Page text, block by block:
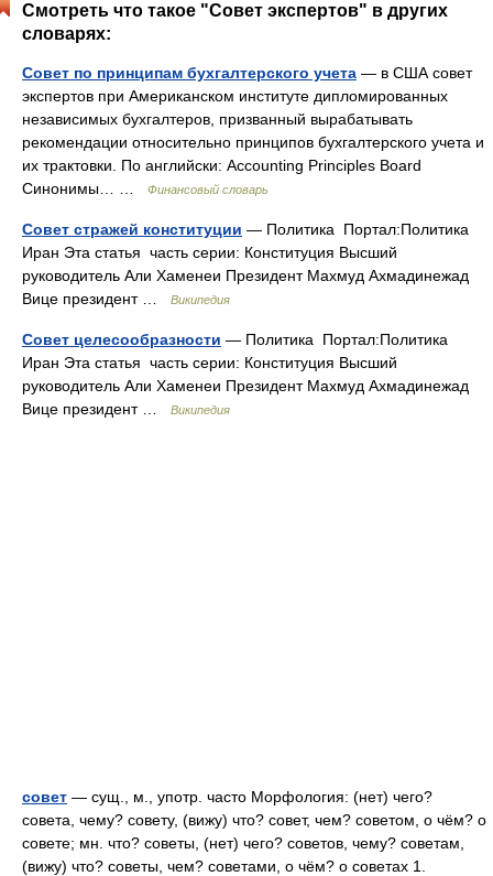
Смотреть что такое "Совет экспертов" в других
словарях:
Совет по принципам бухгалтерского учета — в США совет
экспертов при Американском институте дипломированных
независимых бухгалтеров, призванный вырабатывать
рекомендации относительно принципов бухгалтерского учета и
их трактовки. По английски: Accounting Principles Board
Синонимы… …
Финансовый словарь
Совет стражей конституции — Политика Портал:Политика
Иран Эта статья часть серии: Конституция Высший
руководитель Али Хаменеи Президент Махмуд Ахмадинежад
Вице президент …
Википедия
Совет целесообразности — Политика Портал:Политика
Иран Эта статья часть серии: Конституция Высший
руководитель Али Хаменеи Президент Махмуд Ахмадинежад
Вице президент …
Википедия
совет — сущ., м., употр. часто Морфология: (нет) чего?
совета, чему? совету, (вижу) что? совет, чем? советом, о чём? о
совете; мн. что? советы, (нет) чего? советов, чему? советам,
(вижу) что? советы, чем? советами, о чём? о советах 1.